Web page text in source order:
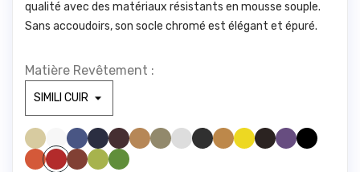
qualité avec des matériaux résistants en mousse souple.
Sans accoudoirs, son socle chromé est élégant et épuré.
Matière Revêtement :
SIMILI BLANC 100 SIMILI BLEU CLAIR 285 SIMILI BLEU FONCE1211
SIMILI BORDEAUX 1721 SIMILI CAMEL 1846 SIMILI GREGE 1842SIMILI GRIS CLAIR1940
SIMILI GRIS FONCE 961 SIMILI JAUNE 446 SIMILI JAUNE 475 SIMILISIMILI MAUVE 328
SIMILI ORANGE 1794SIMILI ROUGE 1783SIMILI ROUILLE 775SIMILI VERT ANIS 1611SIMILI VERT FORET 673
VERT D'EAU 416